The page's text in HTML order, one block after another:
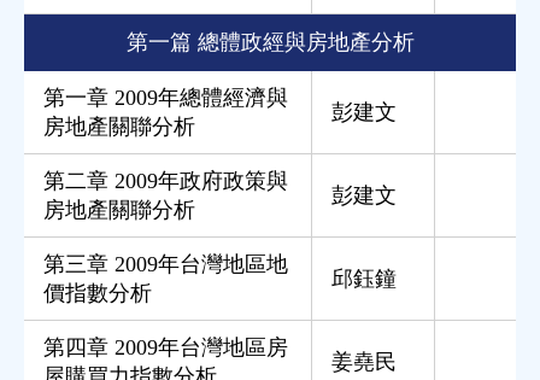
第一篇 總體政經與房地產分析
第一章 2009年總體經濟與
房地產關聯分析
彭建文
第二章 2009年政府政策與
房地產關聯分析
彭建文
第三章 2009年台灣地區地
價指數分析
邱鈺鐘
第四章 2009年台灣地區房
姜堯民